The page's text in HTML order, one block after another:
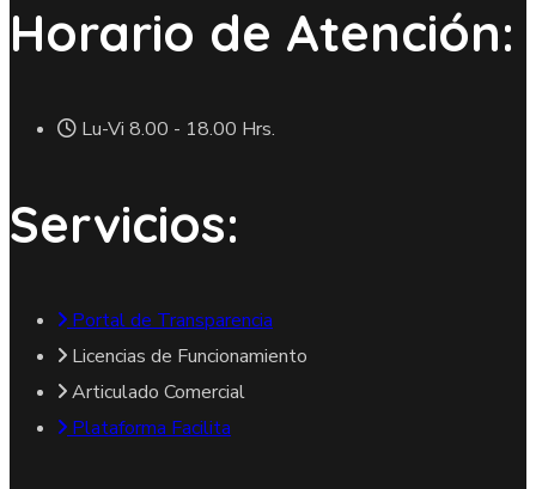
Horario de Atención:
Lu-Vi 8.00 - 18.00 Hrs.
Servicios:
Portal de Transparencia
Licencias de Funcionamiento
Articulado Comercial
Plataforma Facilita